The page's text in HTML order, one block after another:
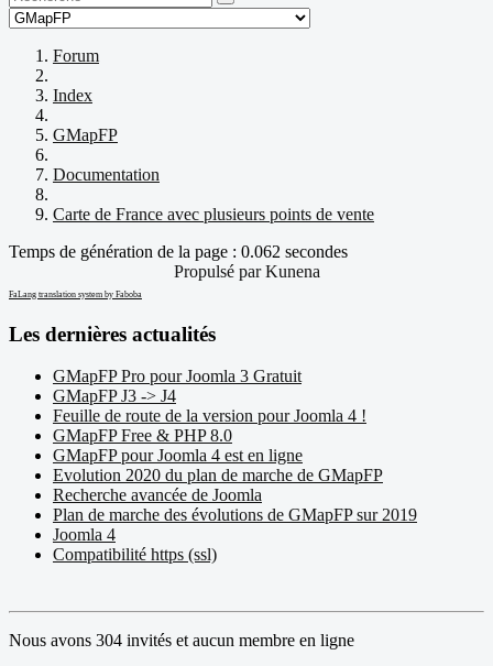
Forum
Index
GMapFP
Documentation
Carte de France avec plusieurs points de vente
Temps de génération de la page : 0.062 secondes
Propulsé parKunena
FaLang translation system by Faboba
Les dernières actualités
GMapFP Pro pour Joomla 3 Gratuit
GMapFP J3 -> J4
Feuille de route de la version pour Joomla 4 !
GMapFP Free & PHP 8.0
GMapFP pour Joomla 4 est en ligne
Evolution 2020 du plan de marche de GMapFP
Recherche avancée de Joomla
Plan de marche des évolutions de GMapFP sur 2019
Joomla 4
Compatibilité https (ssl)
Nous avons 304 invités et aucun membre en ligne